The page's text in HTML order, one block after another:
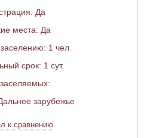
Да
места: Да
1 чел.
срок: 1 сут.
зарубежье
к сравнению